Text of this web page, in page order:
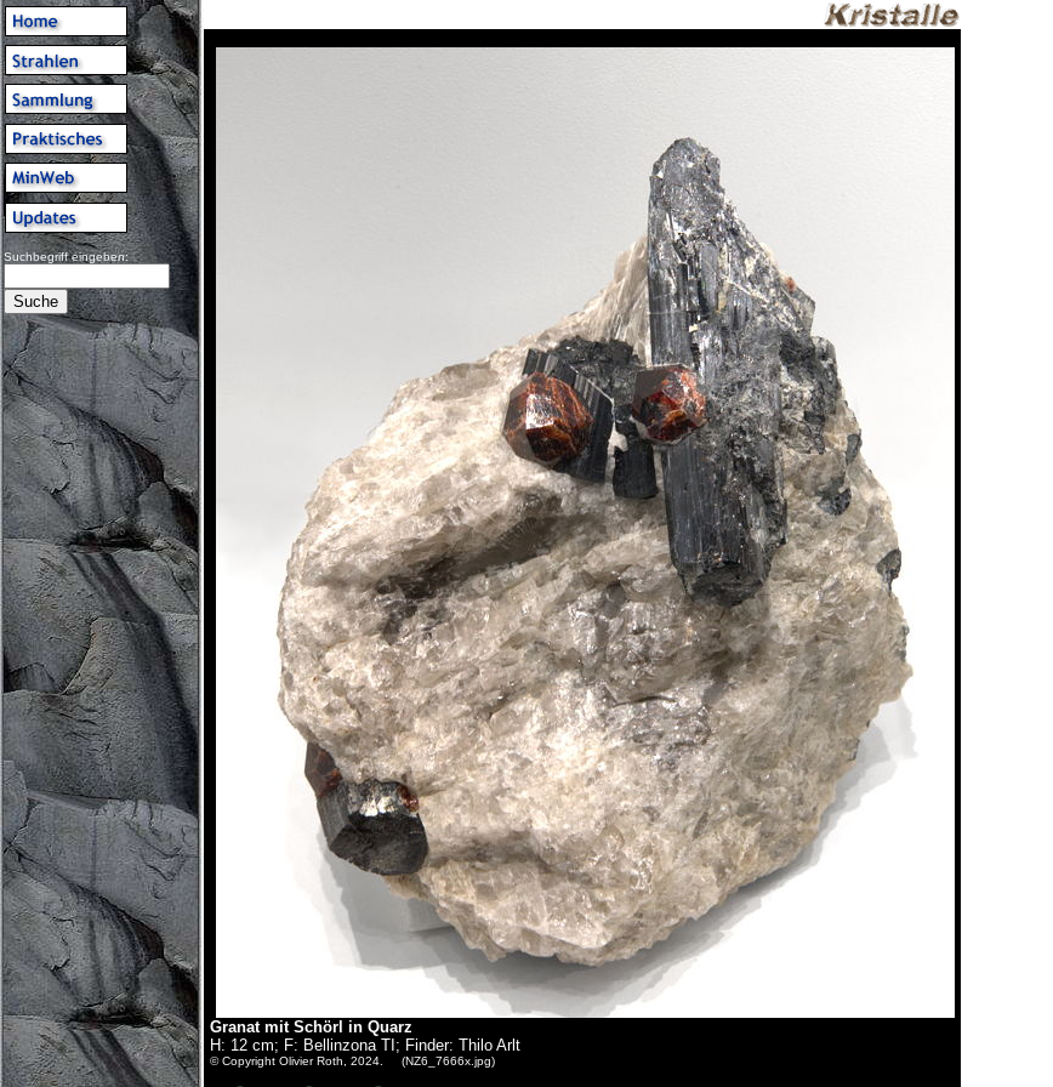
Suchbegriff eingeben:
Granat mit Schörl in Quarz
H: 12 cm; F: Bellinzona TI; Finder: Thilo Arlt
© Copyright Olivier Roth, 2024. (NZ6_7666x.jpg)